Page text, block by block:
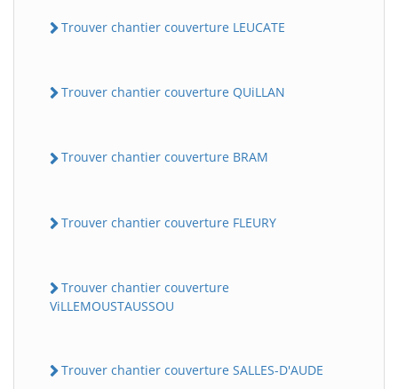
Trouver chantier couverture LEUCATE
Trouver chantier couverture QUiLLAN
Trouver chantier couverture BRAM
Trouver chantier couverture FLEURY
Trouver chantier couverture
ViLLEMOUSTAUSSOU
Trouver chantier couverture SALLES-D'AUDE